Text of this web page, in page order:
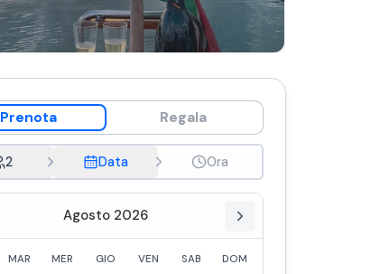
Prenota Regala
2 Data Ora
Agosto 2026
MAR MER GIO VEN SAB DOM